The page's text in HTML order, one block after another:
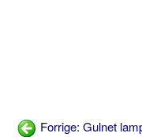
Forrige: Gulnet